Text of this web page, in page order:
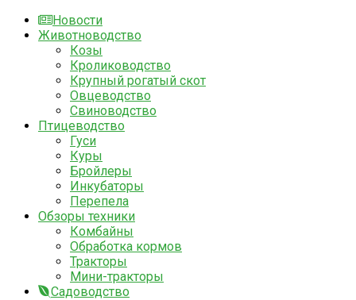
Новости
Животноводство
Козы
Кролиководство
Крупный рогатый скот
Овцеводство
Свиноводство
Птицеводство
Гуси
Куры
Бройлеры
Инкубаторы
Перепела
Обзоры техники
Комбайны
Обработка кормов
Тракторы
Мини-тракторы
Садоводство